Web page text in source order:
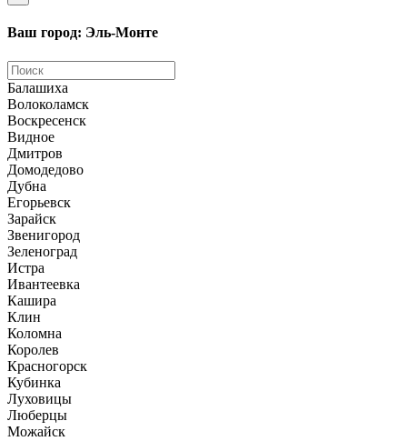
Ваш город: Эль-Монте
Балашиха
Волоколамск
Воскресенск
Видное
Дмитров
Домодедово
Дубна
Егорьевск
Зарайск
Звенигород
Зеленоград
Истра
Ивантеевка
Кашира
Клин
Коломна
Королев
Красногорск
Кубинка
Луховицы
Люберцы
Можайск